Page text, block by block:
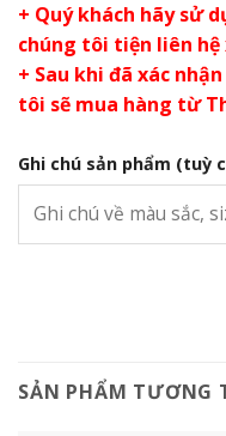
+ Quý khách hãy sử
chúng tôi tiện liên hệ
+ Sau khi đã xác
tôi sẽ mua hàng từ
Ghi chú sản phẩm (tuỳ
SẢN PHẨM TƯƠNG